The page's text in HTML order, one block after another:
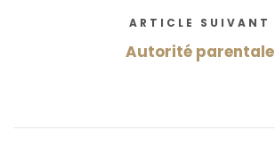
ARTICLE SUIVANT
Autorité parentale